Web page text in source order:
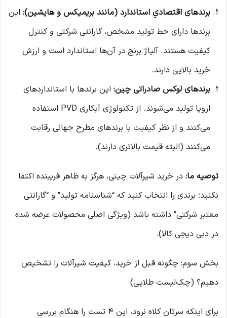
برندهای اقتصادیِ استاندارد (مانند بریمیکس و هایشین): این
برندها دارای خط تولید مشخص، گارانتی شرکتی و کنترل
کیفیت هستند. آلیاژ برنج در آن‌ها استاندارد است و ارزش
خرید بالایی دارند.
برندهای لوکس صادراتی چین: این برندها با استانداردهای
اروپا تولید می‌شوند. از تکنولوژی آبکاری PVD استفاده
می‌کنند و از نظر کیفیت با برندهای مطرح جهانی رقابت
می‌کنند (البته قیمت بالاتری دارند).
توصیه ما: در خرید شیرآلات چینی، هرگز به ظاهر فریبنده اکتفا
نکنید؛ برندی را انتخاب کنید که “شناسنامه تولید” و “گارانتی
معتبر شرکتی” داشته باشد (ویژگی اصلی محصولات عرضه شده
در دبی دیجی کالا).
بخش سوم: چگونه قبل از خرید، کیفیت شیرآلات را تشخیص
دهیم؟ (چک‌لیست طلایی)
برای اینکه سرتان کلاه نرود، این ۴ تست را هنگام بررسی